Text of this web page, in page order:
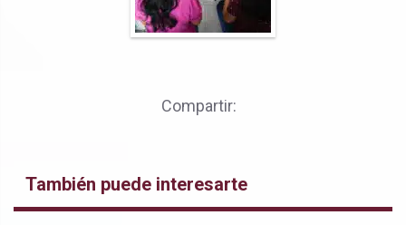
Compartir:
También puede interesarte